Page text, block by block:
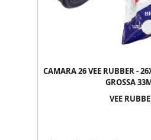
CAMARA 26 VEE RUBBER -
GROSSA
VEE